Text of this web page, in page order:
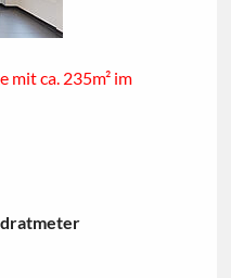
mit ca. 235m² im